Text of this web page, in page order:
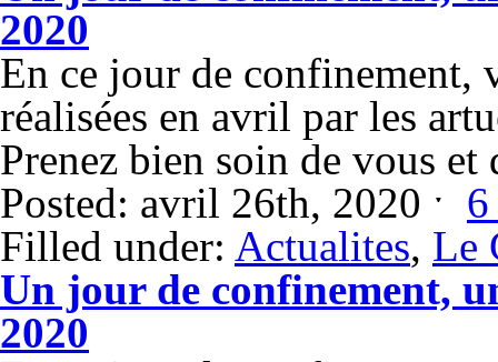
2020
En ce jour de confinement,
réalisées en avril par les
Prenez bien soin de vous et
Posted: avril 26th, 2020 ˑ
Filled under: Actualites, Le
Un jour de confinement,
2020